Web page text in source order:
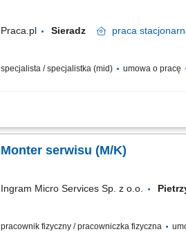
Praca.pl Sieradz praca
specjalista / specjalistka (mid) umowa o pracę
Zakres obowiązków: Współpraca z zespołami
Monter serwisu (M/K)
Ingram Micro Services Sp. z o.o.
pracownik fizyczny / pracowniczka fizyczna